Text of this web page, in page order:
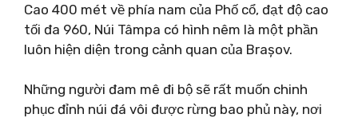
Cao 400 mét về phía nam của Phố cổ, đạt độ cao
tối đa 960, Núi Tâmpa có hình nêm là một phần
luôn hiện diện trong cảnh quan của Brașov.
Những người đam mê đi bộ sẽ rất muốn chinh
phục đỉnh núi đá vôi được rừng bao phủ này, nơi